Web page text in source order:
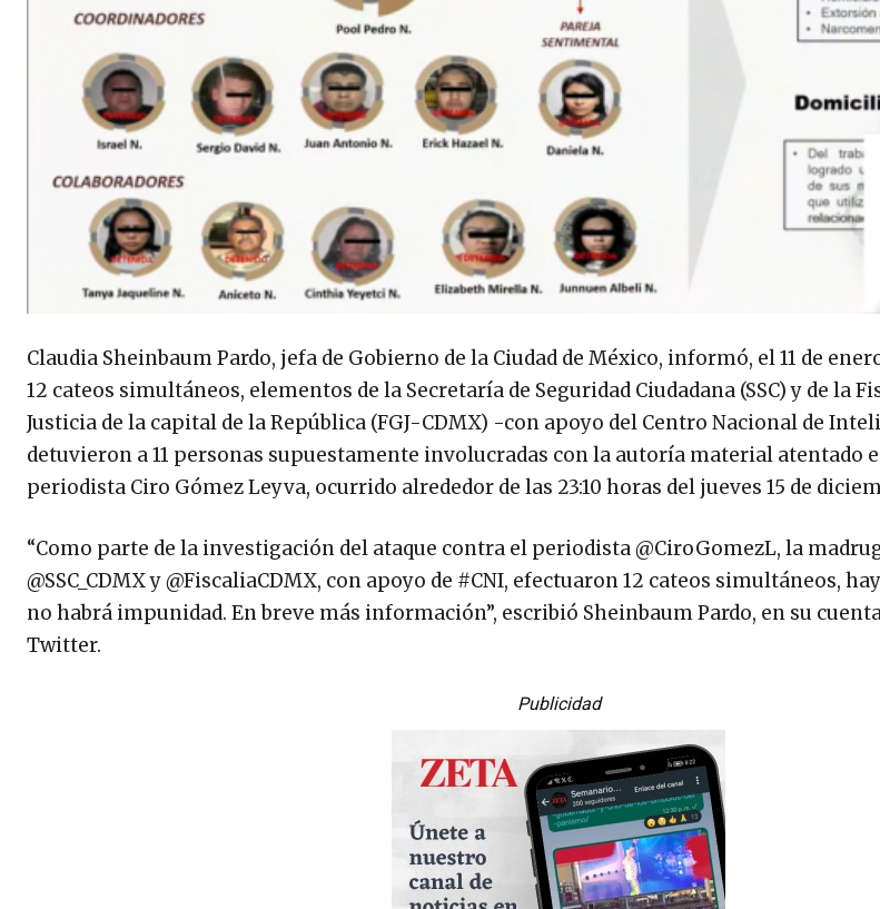
Claudia Sheinbaum Pardo, jefa de Gobierno de la Ciudad de México, informó, el 11 de
12 cateos simultáneos, elementos de la Secretaría de Seguridad Ciudadana (SSC) y de la
Justicia de la capital de la República (FGJ-CDMX) -con apoyo del Centro Nacional de
detuvieron a 11 personas supuestamente involucradas con la autoría material atentado
periodista Ciro Gómez Leyva, ocurrido alrededor de las 23:10 horas del jueves 15 de
“Como parte de la investigación del ataque contra el periodista @CiroGomezL, la
@SSC_CDMX y @FiscaliaCDMX, con apoyo de #CNI, efectuaron 12 cateos simultáneos,
no habrá impunidad. En breve más información”, escribió Sheinbaum Pardo, en su
Twitter.
Publicidad